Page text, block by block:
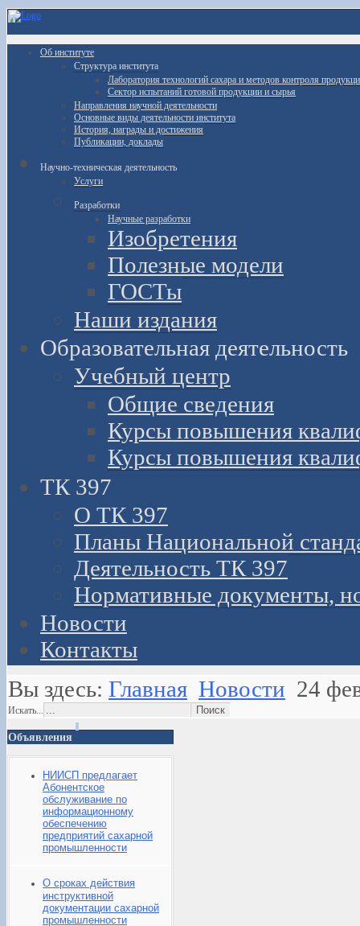
Об институте
Структура института
Лаборатория технологий сахара и методов контроля
Сектор испытаний готовой продукции и сырья
Направления научной деятельности
Основные виды деятельности института
История, награды и достижения
Публикации, доклады
Научно-техническая деятельность
Услуги
Разработки
Научные разработки
Изобретения
Полезные модели
ГОСТы
Наши издания
Образовательная деятельность
Учебный центр
Общие сведения
Курсы повышения
Курсы повышения
ТК 397
О ТК 397
Планы Национальной
Деятельность ТК 397
Нормативные документы,
Новости
Контакты
Вы здесь: Главная Новости 24
Искать...
Объявления
НИИСП предлагает
Абонентское
обслуживание по
информационному
обеспечению
предприятий сахарной
промышленности
О сроках действия
инструктивной
документации сахарной
промышленности